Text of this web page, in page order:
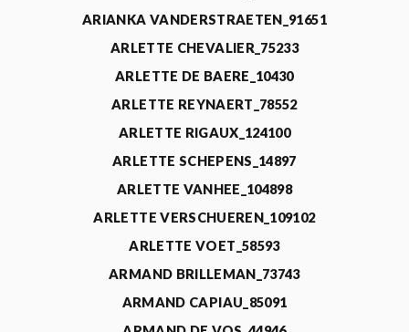
ARIANKA VANDERSTRAETEN_91651
ARLETTE CHEVALIER_75233
ARLETTE DE BAERE_10430
ARLETTE REYNAERT_78552
ARLETTE RIGAUX_124100
ARLETTE SCHEPENS_14897
ARLETTE VANHEE_104898
ARLETTE VERSCHUEREN_109102
ARLETTE VOET_58593
ARMAND BRILLEMAN_73743
ARMAND CAPIAU_85091